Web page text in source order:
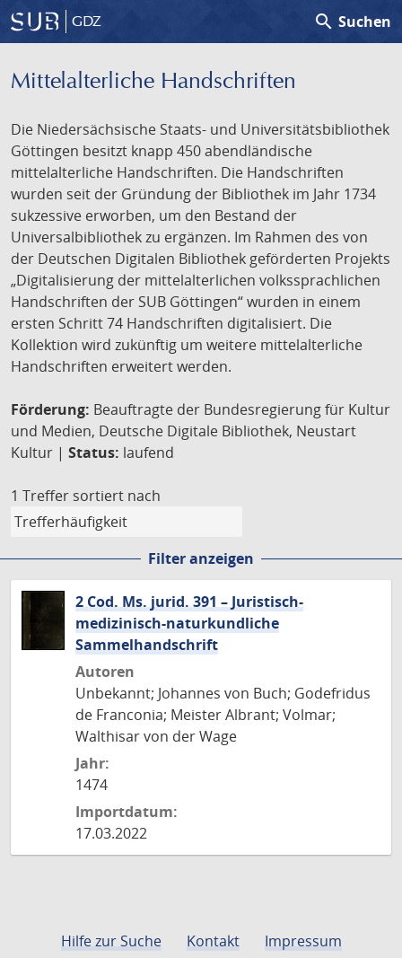
GDZ search Suchen
Mittelalterliche Handschriften
Die Niedersächsische Staats- und Universitätsbibliothek
Göttingen besitzt knapp 450 abendländische
mittelalterliche Handschriften. Die Handschriften
wurden seit der Gründung der Bibliothek im Jahr 1734
sukzessive erworben, um den Bestand der
Universalbibliothek zu ergänzen. Im Rahmen des von
der Deutschen Digitalen Bibliothek geförderten Projekts
„Digitalisierung der mittelalterlichen volkssprachlichen
Handschriften der SUB Göttingen“ wurden in einem
ersten Schritt 74 Handschriften digitalisiert. Die
Kollektion wird zukünftig um weitere mittelalterliche
Handschriften erweitert werden.
Förderung: Beauftragte der Bundesregierung für Kultur
und Medien, Deutsche Digitale Bibliothek, Neustart
Kultur | Status: laufend
1 Treffer sortiert nach
Filter anzeigen
2 Cod. Ms. jurid. 391 – Juristisch-
medizinisch-naturkundliche
Sammelhandschrift
Autoren
Unbekannt; Johannes von Buch; Godefridus
de Franconia; Meister Albrant; Volmar;
Walthisar von der Wage
Jahr:
1474
Importdatum:
17.03.2022
Hilfe zur Suche Kontakt
Impressum